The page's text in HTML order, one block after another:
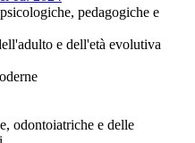
pedagogiche e
e dell'età evolutiva
odontoiatriche e delle